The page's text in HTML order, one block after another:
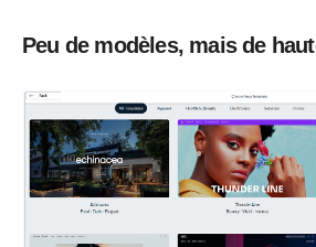
Peu de modèles, mais de